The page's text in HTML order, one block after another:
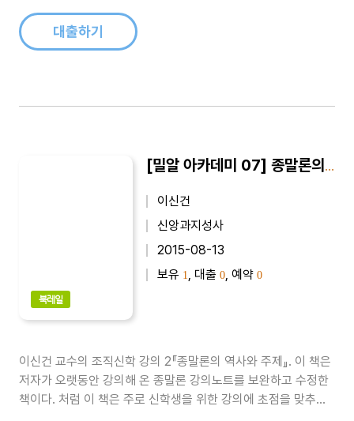
대출하기
북레일
[밀알 아카데미 07] 종말론의 역사와 주제 : 이신건 교수의 조직신학 강의 2
이신건
신앙과지성사
2015-08-13
보유 1 , 대출 0 , 예약 0
이신건 교수의 조직신학 강의 2『종말론의 역사와 주제』. 이 책은
저자가 오랫동안 강의해 온 종말론 강의노트를 보완하고 수정한
책이다. 처럼 이 책은 주로 신학생을 위한 강의에 초점을 맞추었